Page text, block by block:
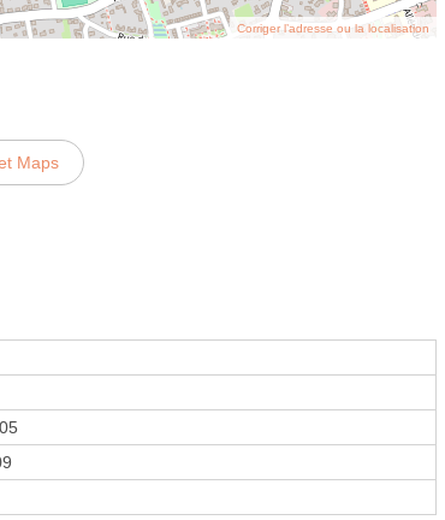
Corriger l’adresse ou la localisation
Maps